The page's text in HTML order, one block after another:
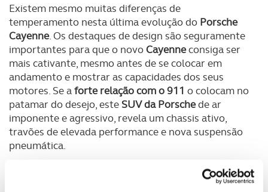
Existem mesmo muitas diferenças de
temperamento nesta última evolução do Porsche
Cayenne. Os destaques de design são seguramente
importantes para que o novoCayenneconsiga ser
mais cativante, mesmo antes de se colocar em
andamento e mostrar as capacidades dos seus
motores. Se aforte relação com o 911 o colocam no
patamar do desejo, este SUV da Porschede ar
imponente e agressivo, revela um chassis ativo,
travões de elevada performance e nova suspensão
pneumática.
apresenta um
desenvolvimento totalmente novo, que combina